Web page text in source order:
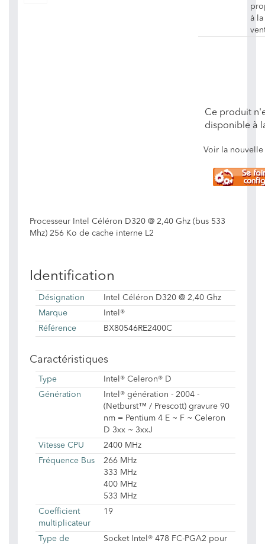
à la
Ce produit
disponible à
Voir la nouvelle
Processeur Intel Céléron D320 @ 2,40 Ghz (bus 533
Mhz) 256 Ko de cache interne L2
Identification
Désignation
Intel Céléron D320 @ 2,40 Ghz
Marque
Intel®
Référence
BX80546RE2400C
Caractéristiques
Type
Intel® Celeron® D
Génération
Intel® génération - 2004 -
(Netburst™ / Prescott) gravure 90
nm = Pentium 4 E ~ F ~ Celeron
D 3xx ~ 3xxJ
Vitesse CPU
2400 MHz
Fréquence Bus
266 MHz
333 MHz
400 MHz
533 MHz
Coefficient
multiplicateur
19
Type de
Socket Intel® 478 FC-PGA2 pour